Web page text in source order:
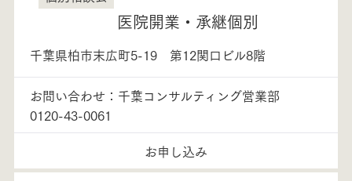
医院開業・承継個別
千葉県柏市末広町5-19 第12関口ビル8階
お問い合わせ：千葉コンサルティング営業部
0120-43-0061
お申し込み